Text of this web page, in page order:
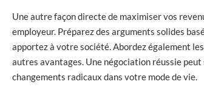
Une autre façon directe de maximiser vos
employeur. Préparez des arguments solides
apportez à votre société. Abordez également
autres avantages. Une négociation réussie
changements radicaux dans votre mode de vie.